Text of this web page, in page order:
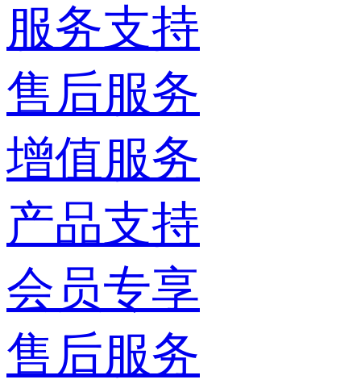
服务支持
售后服务
增值服务
产品支持
会员专享
售后服务